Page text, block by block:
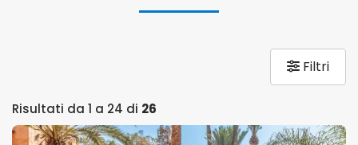
Filtri
Risultati da 1 a 24 di 26